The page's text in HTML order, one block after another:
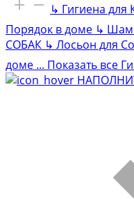
↳ Гигиена
Порядок в доме ↳
СОБАК ↳ Лосьон для
доме ... Показать все